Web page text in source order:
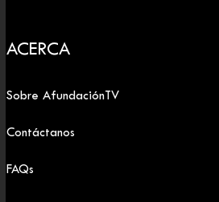
ACERCA
Sobre AfundaciónTV
Contáctanos
FAQs